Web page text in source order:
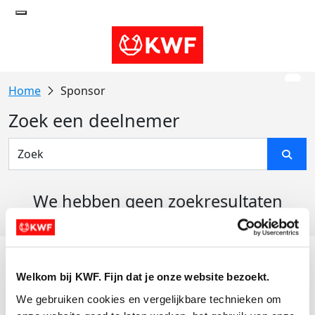
Welkom bij KWF. Fijn dat je onze website bezoekt.
We gebruiken cookies en vergelijkbare technieken om
Sponsor
Zoek een deelnemer
We hebben geen zoekresultaten
Actiematerialen
Evenementen